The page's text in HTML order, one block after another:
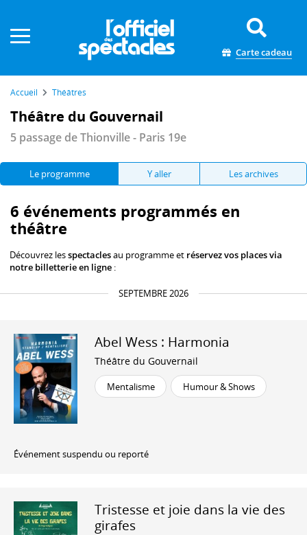
Carte cadeau
Accueil Théâtres
Théâtre du Gouvernail
5 passage de Thionville - Paris 19e
Le programme Y aller Les archives
6 événements programmés en
théâtre
Découvrez lesspectaclesau programme et réservez vos places via
notre billetterie en ligne :
SEPTEMBRE 2026
Abel Wess : Harmonia
Théâtre du Gouvernail
Mentalisme Humour & Shows
Événement suspendu ou reporté
Tristesse et joie dans la vie des
girafes